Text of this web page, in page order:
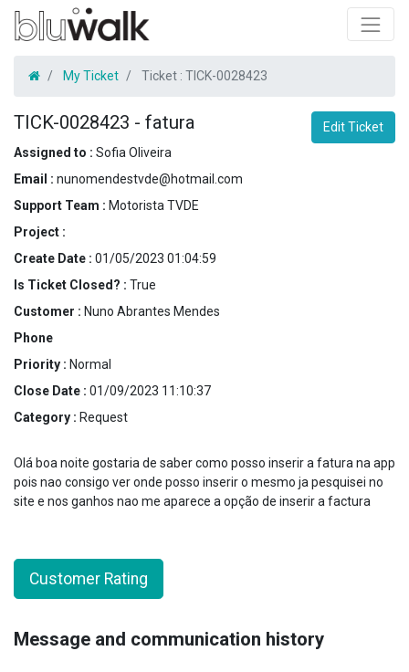
My Ticket Ticket : TICK-0028423
TICK-0028423 - fatura
Edit Ticket
Assigned to : Sofia Oliveira
Email : nunomendestvde@hotmail.com
Support Team : Motorista TVDE
Project :
Create Date : 01/05/2023 01:04:59
Is Ticket Closed? : True
Customer : Nuno Abrantes Mendes
Phone
Priority : Normal
Close Date : 01/09/2023 11:10:37
Category : Request
Olá boa noite gostaria de saber como posso inserir a fatura na app
pois nao consigo ver onde posso inserir o mesmo ja pesquisei no
site e nos ganhos nao me aparece a opção de inserir a factura
Customer Rating
Message and communication history